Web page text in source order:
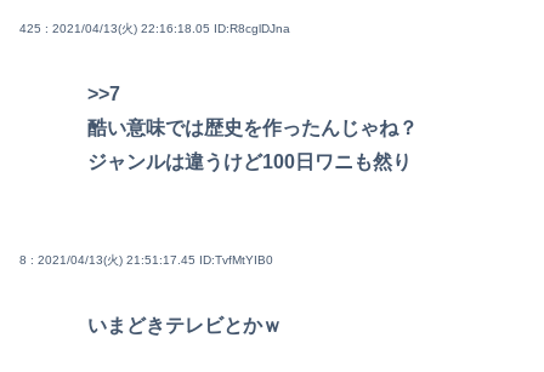
425 : 2021/04/13(火) 22:16:18.05 ID:R8cglDJna
>>7
酷い意味では歴史を作ったんじゃね？
ジャンルは違うけど100日ワニも然り
8 : 2021/04/13(火) 21:51:17.45 ID:TvfMtYIB0
いまどきテレビとかｗ